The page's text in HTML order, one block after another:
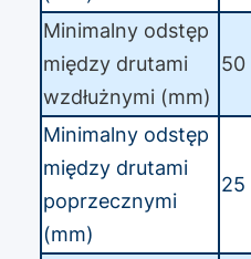
Minimalny odstęp
między drutami
wzdłużnymi (mm)
50
Minimalny odstęp
między drutami
poprzecznymi
(mm)
25